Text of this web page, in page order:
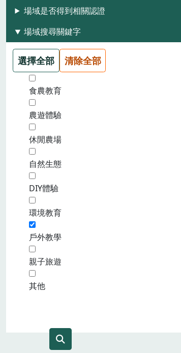
場域是否得到相關認證
場域搜尋關鍵字
選擇全部 清除全部
食農教育
農遊體驗
休閒農場
自然生態
DIY體驗
環境教育
戶外教學
親子旅遊
其他